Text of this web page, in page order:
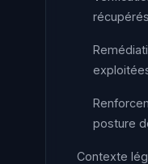
récupérés
posture
Contexte